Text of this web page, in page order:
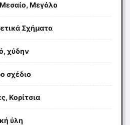
Μεγάλο
Σχήματα
χύδην
σχέδιο
Κορίτσια
ύλη